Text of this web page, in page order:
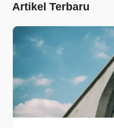
Artikel Terbaru